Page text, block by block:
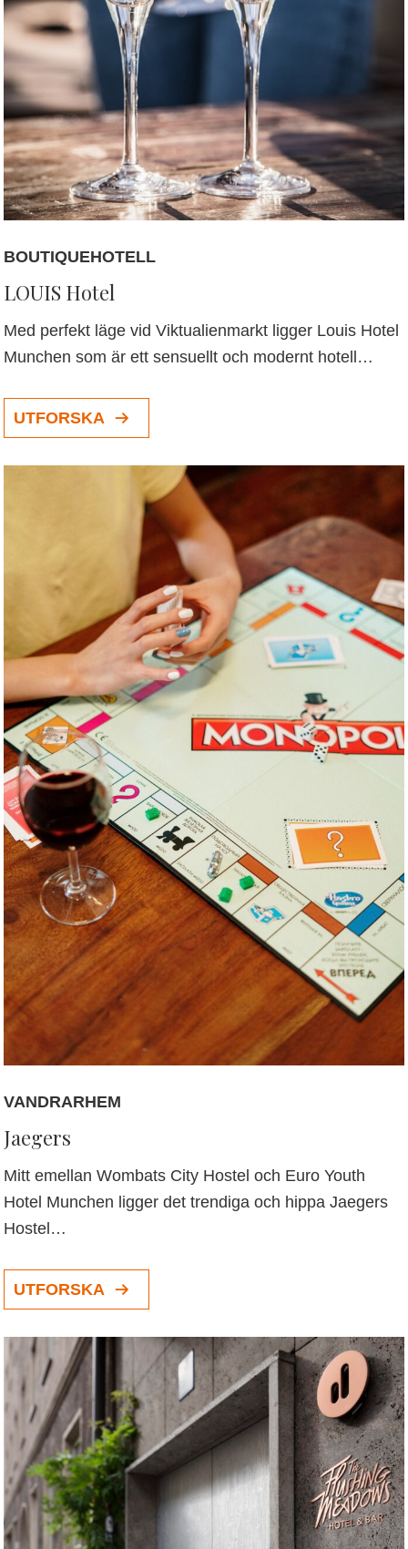
BOUTIQUEHOTELL
LOUIS Hotel
Med perfekt läge vid Viktualienmarkt ligger Louis Hotel
Munchen som är ett sensuellt och modernt hotell…
UTFORSKA
VANDRARHEM
Jaegers
Mitt emellan Wombats City Hostel och Euro Youth
Hotel Munchen ligger det trendiga och hippa Jaegers
Hostel…
UTFORSKA